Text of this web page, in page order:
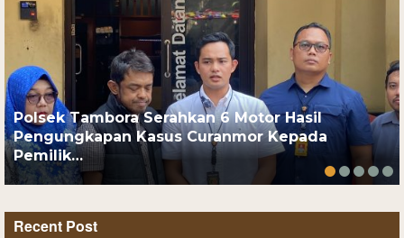
Polsek Tambora Serahkan 6 Motor Hasil
Pengungkapan Kasus Curanmor Kepada
Pemilik…
Recent Post